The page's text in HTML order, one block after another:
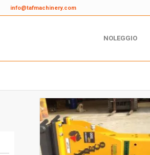
info@tafmachinery.com
NOLEGGIO